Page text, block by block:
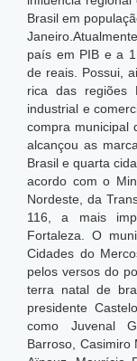
Brasil em
país em PIB e a
de reais.
Possui,
rica das regiões
industrial e
compra municipal
alcançou as
Brasil e quarta
acordo com o
Nordeste, da
116, a mais
Fortaleza. O
Cidades do
pelos versos do
terra natal de
presidente
como Juvenal
Barroso, Casimiro